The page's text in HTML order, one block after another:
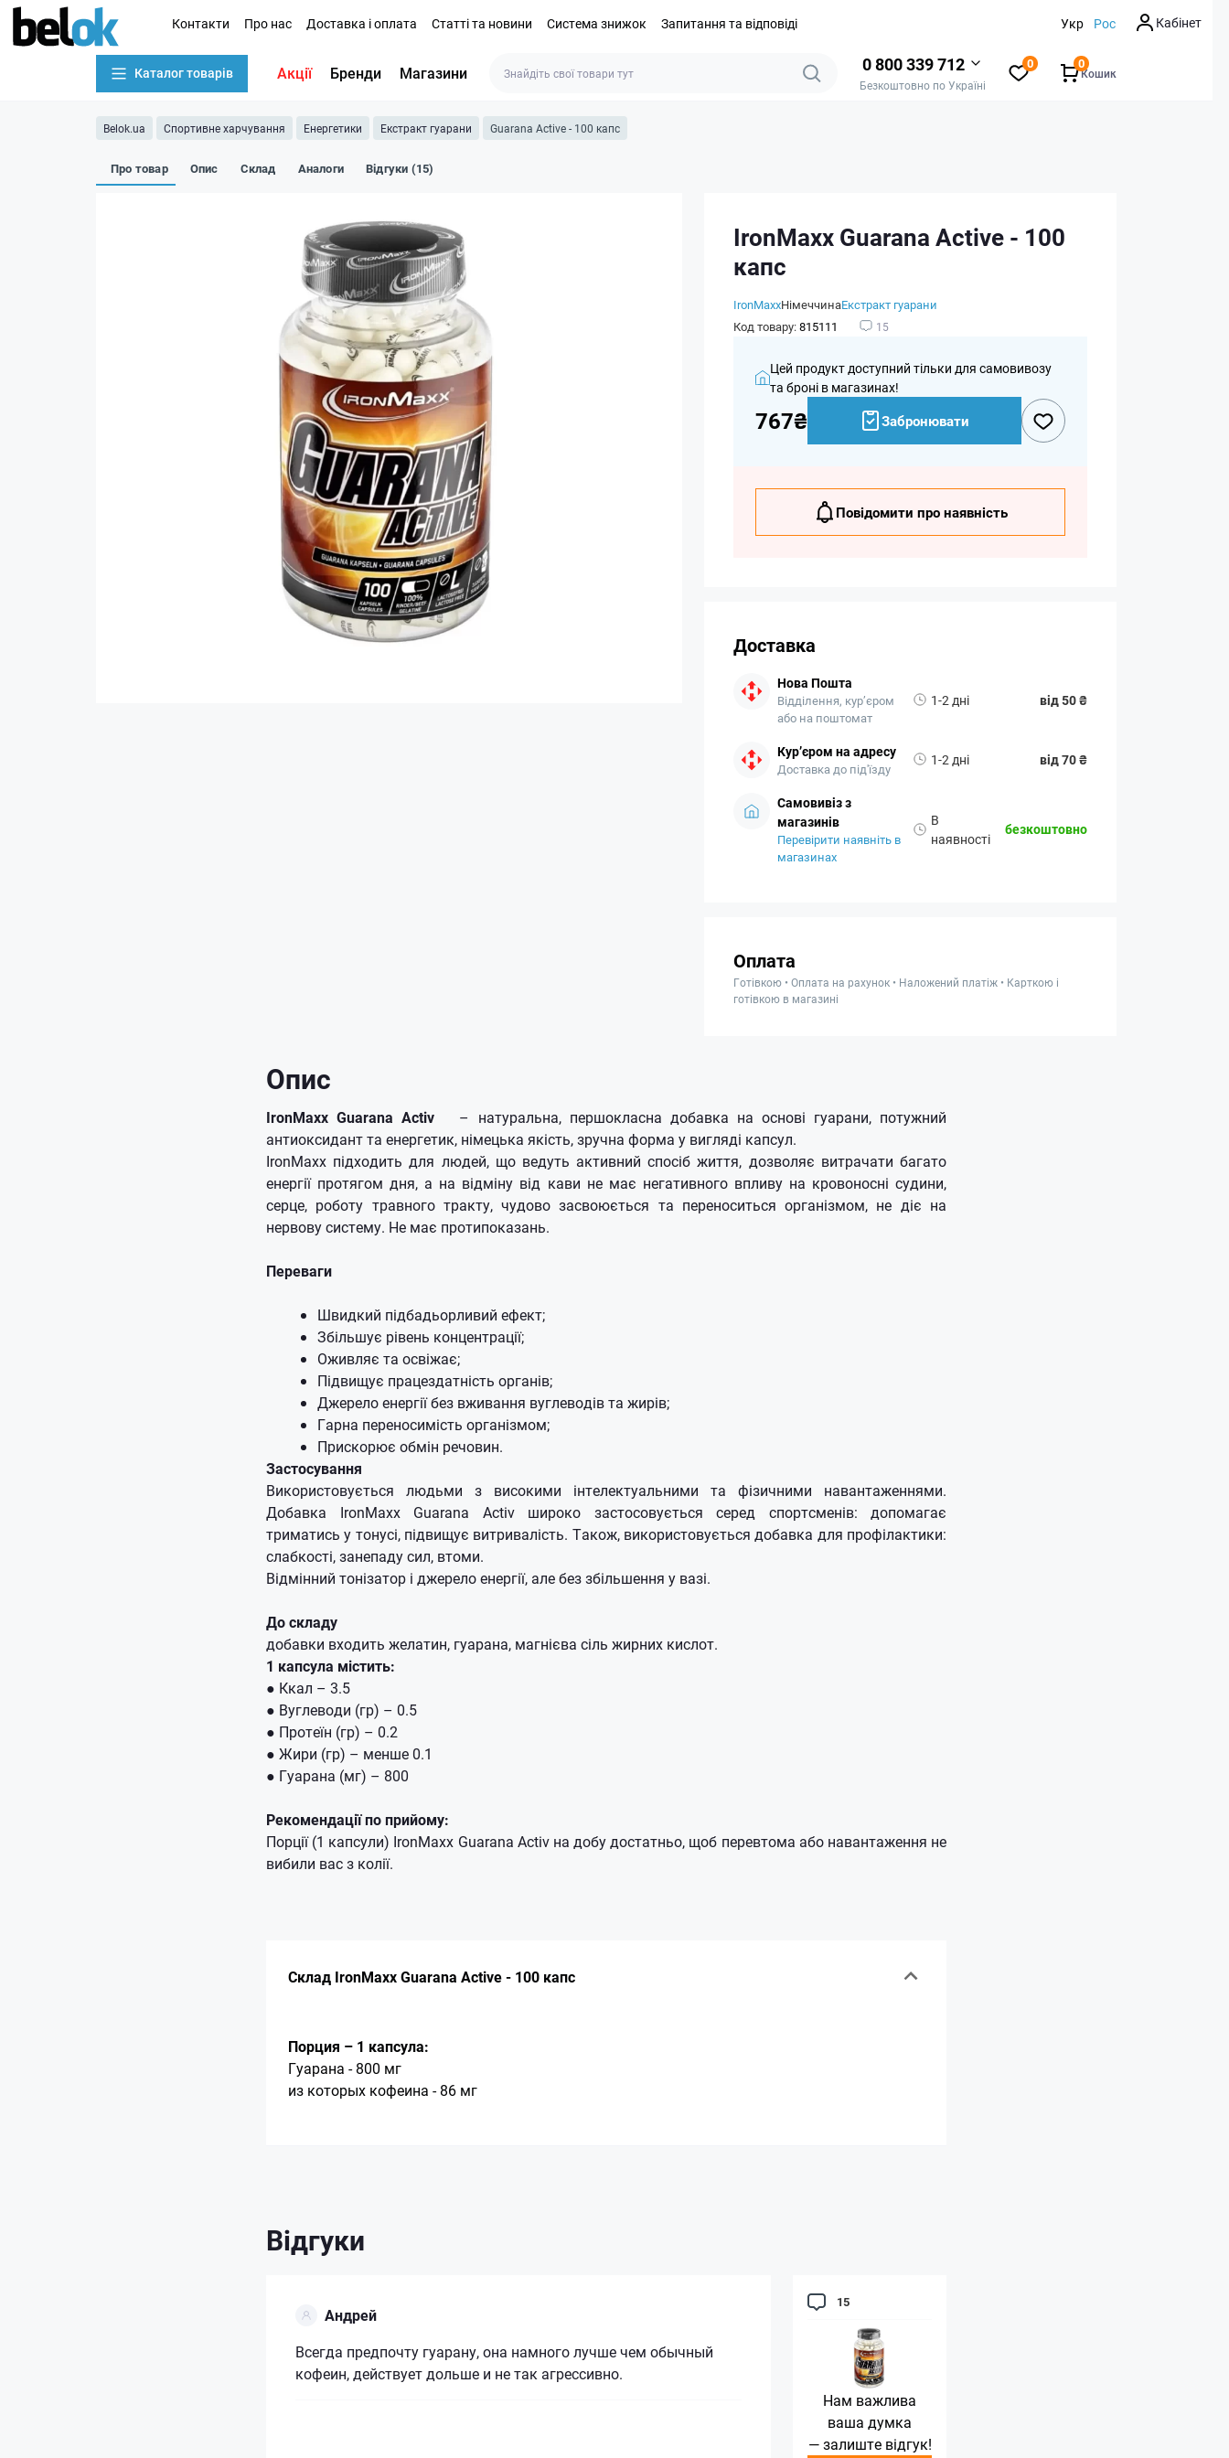
Контакти Про нас Доставка і оплата Статті та новини Система знижок Запитання та відповіді Укр Рос Кабінет
Каталог товарів Акції Бренди Магазини 0 800 339 712
Безкоштовно по Україні
0
Кошик
0
Belok.ua Спортивне харчування Енергетики Екстракт гуарани Guarana Active - 100 капс
Про товар Опис Склад Аналоги Відгуки (15)
IronMaxx Guarana Active - 100
капс
IronMaxxНімеччинаЕкстракт гуарани
Код товару:815111 15
Цей продукт доступний тільки для самовивозу
та броні в магазинах!
767₴ Забронювати
Повідомити про наявність
Доставка
Нова Пошта
Відділення, кур’єром
або на поштомат
1-2 дні від 50 ₴
Кур’єром на адресу
Доставка до під'їзду
1-2 дні від 70 ₴
Самовивіз з
магазинів
Перевірити наявніть в
магазинах
В
наявності
безкоштовно
Оплата
Готівкою • Оплата на рахунок • Наложений платіж • Карткою і
готівкою в магазині
Опис
IronMaxx Guarana Activ – натуральна, першокласна добавка на основі гуарани, потужний
антиоксидант та енергетик, німецька якість, зручна форма у вигляді капсул.
IronMaxx підходить для людей, що ведуть активний спосіб життя, дозволяє витрачати багато
енергії протягом дня, а на відміну від кави не має негативного впливу на кровоносні судини,
серце, роботу травного тракту, чудово засвоюється та переноситься організмом, не діє на
нервову систему. Не має протипоказань.
Переваги
Швидкий підбадьорливий ефект;
Збільшує рівень концентрації;
Оживляє та освіжає;
Підвищує працездатність органів;
Джерело енергії без вживання вуглеводів та жирів;
Гарна переносимість організмом;
Прискорює обмін речовин.
Застосування
Використовується людьми з високими інтелектуальними та фізичними навантаженнями.
Добавка IronMaxx Guarana Activ широко застосовується серед спортсменів: допомагає
триматись у тонусі, підвищує витривалість. Також, використовується добавка для профілактики:
слабкості, занепаду сил, втоми.
Відмінний тонізатор і джерело енергії, але без збільшення у вазі.
До складу
добавки входить желатин, гуарана, магнієва сіль жирних кислот.
1 капсула містить:
● Ккал – 3.5
● Вуглеводи (гр) – 0.5
● Протеїн (гр) – 0.2
● Жири (гр) – менше 0.1
● Гуарана (мг) – 800
Рекомендації по прийому:
Порції (1 капсули) IronMaxx Guarana Activ на добу достатньо, щоб перевтома або навантаження не
вибили вас з колії.
Склад IronMaxx Guarana Active - 100 капс
Порция – 1 капсула:
Гуарана - 800 мг
из которых кофеина - 86 мг
Відгуки
15
Нам важлива
ваша думка
— залиште відгук!
Андрей
Всегда предпочту гуарану, она намного лучше чем обычный
кофеин, действует дольше и не так агрессивно.